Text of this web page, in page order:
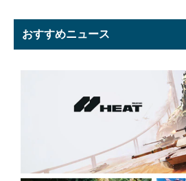
おすすめニュース